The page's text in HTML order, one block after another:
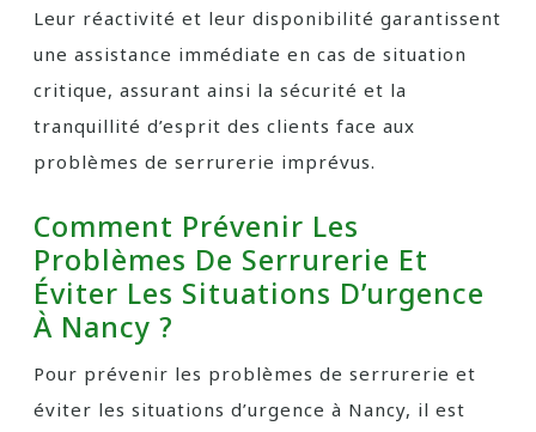
Leur réactivité et leur disponibilité garantissent
une assistance immédiate en cas de situation
critique, assurant ainsi la sécurité et la
tranquillité d’esprit des clients face aux
problèmes de serrurerie imprévus.
Comment Prévenir Les
Problèmes De Serrurerie Et
Éviter Les Situations D’urgence
À Nancy ?
Pour prévenir les problèmes de serrurerie et
éviter les situations d’urgence à Nancy, il est